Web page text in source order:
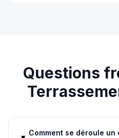
Questions
Comment se déroule un